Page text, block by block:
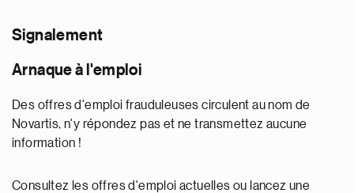
Signalement
Arnaque à l'emploi
Des offres d'emploi frauduleuses circulent au nom de
Novartis, n'y répondez pas et ne transmettez aucune
information !
Consultez les offres d'emploi actuelles ou lancez une